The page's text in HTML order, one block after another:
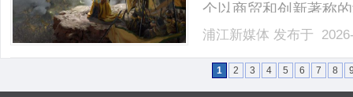
个以商贸和创新著称
本文中，我们将深入
向。什么是3D激光内
浦江新媒体 发布于
1 2 3 4 5 6 7 8